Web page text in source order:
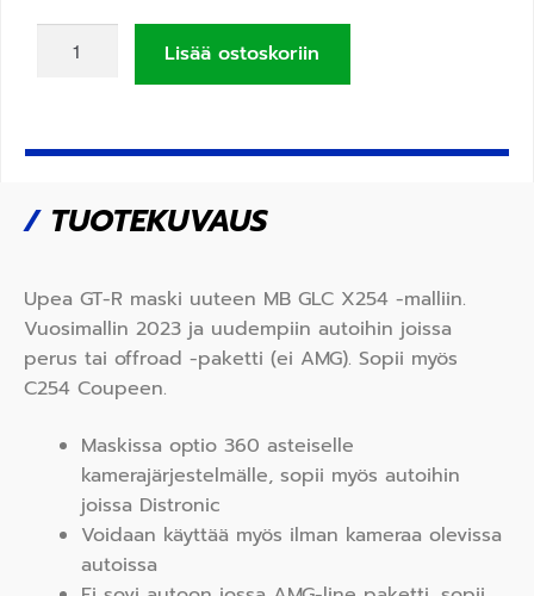
Lisää ostoskoriin
/TUOTEKUVAUS
Upea GT-R maski uuteen MB GLC X254 -malliin.
Vuosimallin 2023 ja uudempiin autoihin joissa
perus tai offroad -paketti (ei AMG). Sopii myös
C254 Coupeen.
Maskissa optio 360 asteiselle
kamerajärjestelmälle, sopii myös autoihin
joissa Distronic
Voidaan käyttää myös ilman kameraa olevissa
autoissa